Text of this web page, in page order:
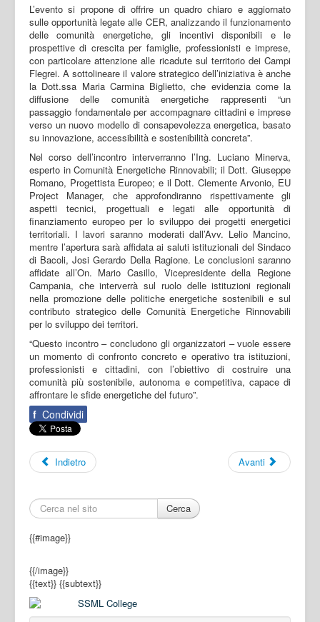
L’evento si propone di offrire un quadro chiaro e aggiornato
sulle opportunità legate alle CER, analizzando il funzionamento
delle comunità energetiche, gli incentivi disponibili e le
prospettive di crescita per famiglie, professionisti e imprese,
con particolare attenzione alle ricadute sul territorio dei Campi
Flegrei. A sottolineare il valore strategico dell’iniziativa è anche
la Dott.ssa Maria Carmina Biglietto, che evidenzia come la
diffusione delle comunità energetiche rappresenti “un
passaggio fondamentale per accompagnare cittadini e imprese
verso un nuovo modello di consapevolezza energetica, basato
su innovazione, accessibilità e sostenibilità concreta”.
Nel corso dell’incontro interverranno l’Ing. Luciano Minerva,
esperto in Comunità Energetiche Rinnovabili; il Dott. Giuseppe
Romano, Progettista Europeo; e il Dott. Clemente Arvonio, EU
Project Manager, che approfondiranno rispettivamente gli
aspetti tecnici, progettuali e legati alle opportunità di
finanziamento europeo per lo sviluppo dei progetti energetici
territoriali. I lavori saranno moderati dall’Avv. Lelio Mancino,
mentre l’apertura sarà affidata ai saluti istituzionali del Sindaco
di Bacoli, Josi Gerardo Della Ragione. Le conclusioni saranno
affidate all’On. Mario Casillo, Vicepresidente della Regione
Campania, che interverrà sul ruolo delle istituzioni regionali
nella promozione delle politiche energetiche sostenibili e sul
contributo strategico delle Comunità Energetiche Rinnovabili
per lo sviluppo dei territori.
“Questo incontro – concludono gli organizzatori – vuole essere
un momento di confronto concreto e operativo tra istituzioni,
professionisti e cittadini, con l’obiettivo di costruire una
comunità più sostenibile, autonoma e competitiva, capace di
affrontare le sfide energetiche del futuro”.
f Condividi
Indietro Avanti
Cerca
{{#image}}
{{/image}}
{{text}} {{subtext}}